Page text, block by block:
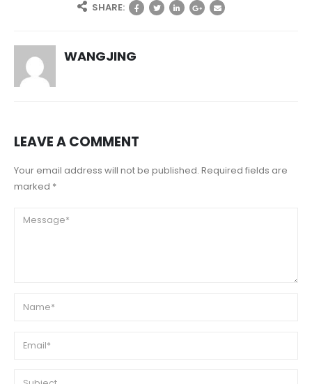
SHARE:
WANGJING
LEAVE A COMMENT
Your email address will not be published. Required fields are
marked *